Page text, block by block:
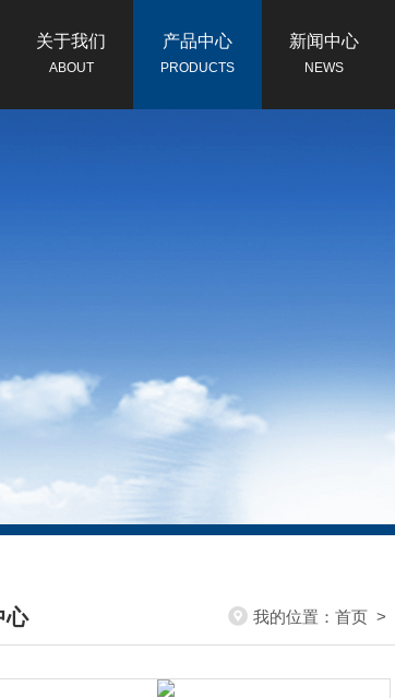
关于我们
ABOUT
产品中心
PRODUCTS
新闻中心
NEWS
心
CENTER
我的位置： 首页 >